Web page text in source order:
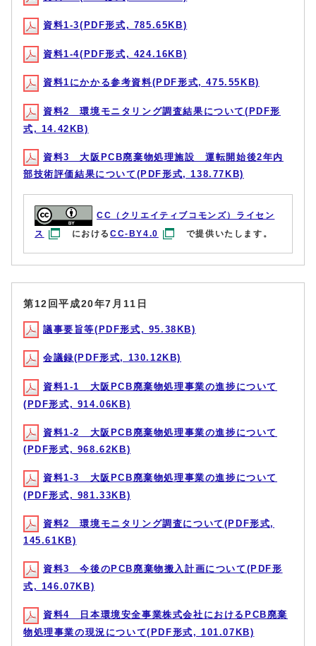
資料1-3(PDF形式, 785.65KB)
資料1-4(PDF形式, 424.16KB)
資料1にかかる参考資料(PDF形式, 475.55KB)
資料2 環境モニタリング調査結果について(PDF形
式, 14.42KB)
資料3 大阪PCB廃棄物処理施設 運転開始後2年内
部技術評価結果について(PDF形式, 138.77KB)
CC（クリエイティブコモンズ）ライセン
ス
におけるCC-BY4.0 で提供いたします。
第12回平成20年7月11日
議事要旨等(PDF形式, 95.38KB)
会議録(PDF形式, 130.12KB)
資料1-1 大阪PCB廃棄物処理事業の進捗について
(PDF形式, 914.06KB)
資料1-2 大阪PCB廃棄物処理事業の進捗について
(PDF形式, 968.62KB)
資料1-3 大阪PCB廃棄物処理事業の進捗について
(PDF形式, 981.33KB)
資料2 環境モニタリング調査について(PDF形式,
145.61KB)
資料3 今後のPCB廃棄物搬入計画について(PDF形
式, 146.07KB)
資料4 日本環境安全事業株式会社におけるPCB廃棄
物処理事業の現況について(PDF形式, 101.07KB)